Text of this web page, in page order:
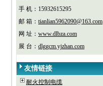
手 机：15932615295
邮 箱： tianlian5962090@163.com
网 址： www.dlbza.com
展 台： dlggcm.yjzhan.com
友情链接
耐火控制电缆